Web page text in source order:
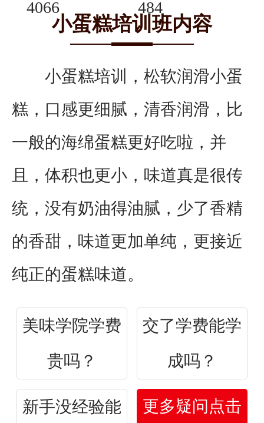
4066 484
小蛋糕培训班内容
小蛋糕培训，松软润滑小蛋
糕，口感更细腻，清香润滑，比
一般的海绵蛋糕更好吃啦，并
且，体积也更小，味道真是很传
统，没有奶油得油腻，少了香精
的香甜，味道更加单纯，更接近
纯正的蛋糕味道。
美味学院学费
贵吗？
交了学费能学
成吗？
新手没经验能
更多疑问点击